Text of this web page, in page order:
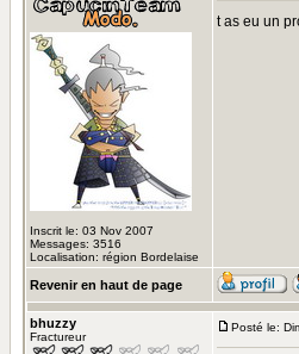
Inscrit le: 03 Nov 2007
Messages: 3516
Localisation: région Bordelaise
t as eu un
Revenir en haut de page
bhuzzy
Fractureur
Posté le: